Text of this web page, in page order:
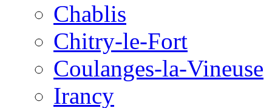
Chablis
Chitry-le-Fort
Coulanges-la-Vineuse
Irancy